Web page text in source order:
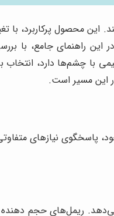
محصول پرکاربرد، با
راهنمای جامع، با
با چشم‌ها دارد،
این مسیر است.
پاسخگوی نیازهای
ریمل‌های حجم